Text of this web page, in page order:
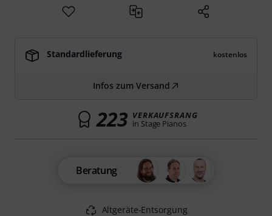
Standardlieferung kostenlos
Infos zum Versand
223 VERKAUFSRANG
in Stage Pianos
Beratung
Altgeräte-Entsorgung